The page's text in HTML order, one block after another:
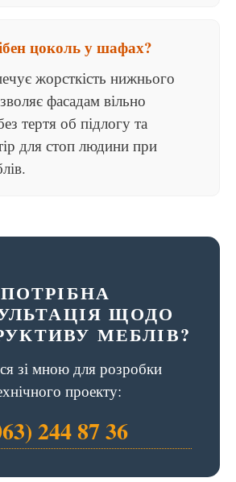
цоколь у шафах?
жорсткість нижнього
фасадам вільно
тертя об підлогу та
для стоп людини при
ПОТРІБНА
ЩОДО
МЕБЛІВ?
зі мною для розробки
проекту:
244 87 36